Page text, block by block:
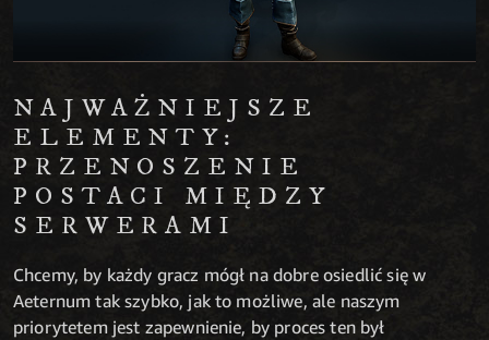
NAJWAŻNIEJSZE
ELEMENTY:
PRZENOSZENIE
POSTACI MIĘDZY
SERWERAMI
Chcemy, by każdy gracz mógł na dobre osiedlić się w
Aeternum tak szybko, jak to możliwe, ale naszym
priorytetem jest zapewnienie, by proces ten był